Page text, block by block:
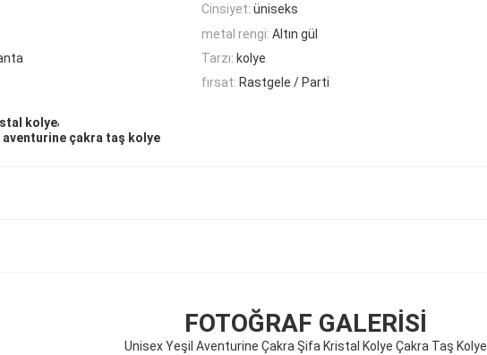
Cinsiyet: üniseks
metal rengi: Altın gül
Tarzı: kolye
fırsat: Rastgele / Parti
kolye,
aventurine çakra taş kolye
FOTOĞRAF GALERISI
Unisex Yeşil Aventurine Çakra Şifa Kristal Kolye Çakra Taş Kolye